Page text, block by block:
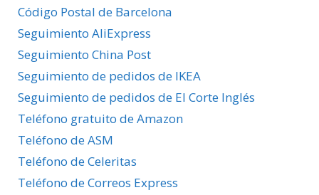
Código Postal de Barcelona
Seguimiento AliExpress
Seguimiento China Post
Seguimiento de pedidos de IKEA
Seguimiento de pedidos de El Corte Inglés
Teléfono gratuito de Amazon
Teléfono de ASM
Teléfono de Celeritas
Teléfono de Correos Express